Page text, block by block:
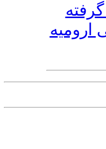
ارومیه